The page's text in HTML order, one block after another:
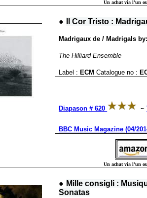
Un achat via l'un
● Il Cor Tristo :
Madrigaux de / Madrigals
The Hilliard Ensemble
Label : ECMCatalogue no :
Diapason # 620 ~
BBC Music Magazine (04/
Un achat via l'un
● Mille consigli :
Sonatas